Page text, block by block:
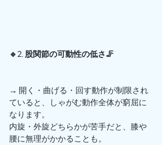
🔹2. 股関節の可動性の低さ🦵
→ 開く・曲げる・回す動作が制限され
ていると、しゃがむ動作全体が窮屈に
なります。
内旋・外旋どちらかが苦手だと、膝や
腰に無理がかかることも。